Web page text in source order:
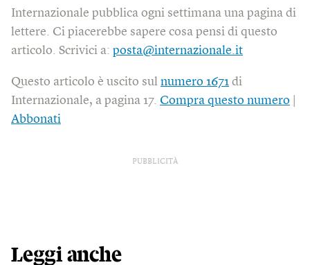
Internazionale pubblica ogni settimana una pagina di
lettere. Ci piacerebbe sapere cosa pensi di questo
articolo. Scrivici a: posta@internazionale.it
Questo articolo è uscito sul numero 1671 di
Internazionale, a pagina 17. Compra questo numero
Abbonati
PUBBLICITÀ
Leggi anche